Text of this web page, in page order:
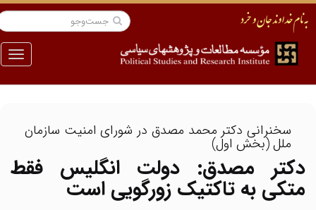
منو
سخنرانی دکتر محمد مصدق در شورای امنیت سازمان
ملل (بخش اول)
دکتر مصدق: دولت انگلیس فقط
متکی به تاکتیک زورگویی است